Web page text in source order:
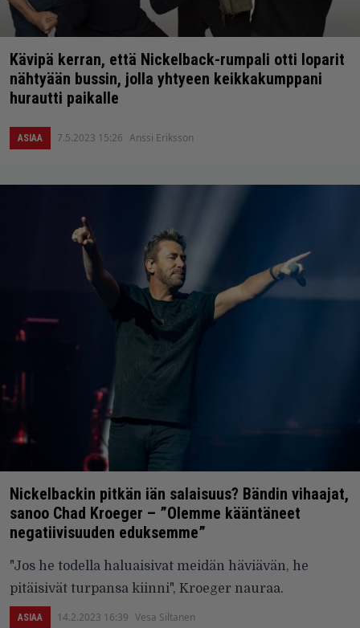
Kävipä kerran, että Nickelback-rumpali otti loparit
nähtyään bussin, jolla yhtyeen keikkakumppani
hurautti paikalle
ASIAA 7.5.2023 15:26 Anssi Eriksson
Nickelbackin pitkän iän salaisuus? Bändin vihaajat,
sanoo Chad Kroeger – ”Olemme kääntäneet
negatiivisuuden eduksemme”
"Jos he todella haluaisivat meidän häviävän, he
pitäisivät turpansa kiinni", Kroeger nauraa.
ASIAA 14.2.2023 16:39 Vesa Siltanen